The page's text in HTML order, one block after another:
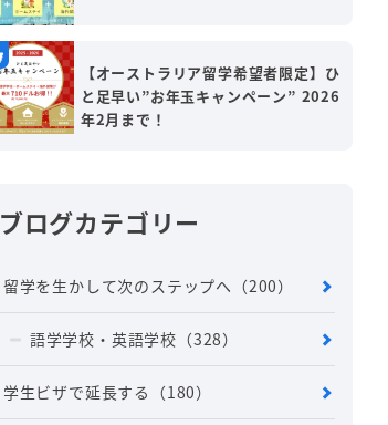
【オーストラリア留学希望者限定】ひ
と足早い”お年玉キャンペーン” 2026
年2月まで！
ブログカテゴリー
留学を生かして次のステップへ （200）
語学学校・英語学校 （328）
学生ビザで延長する （180）